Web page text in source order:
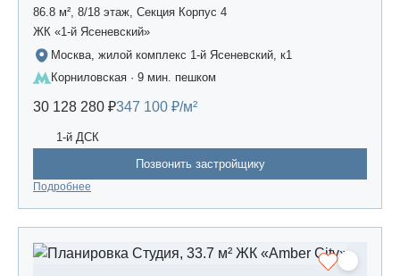
86.8 м², 8/18 этаж, Секция Корпус 4
ЖК «1-й Ясеневский»
Москва, жилой комплекс 1-й Ясеневский, к1
Корниловская · 9 мин. пешком
30 128 280 ₽347 100 ₽/м²
1-й ДСК
Позвонить застройщику
Подробнее